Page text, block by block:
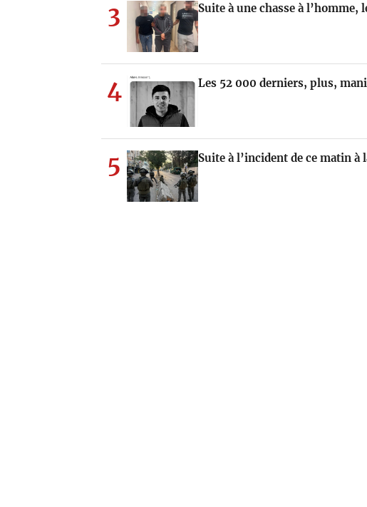
3 Suite à une chasse à
4 Les 52 000 derniers, plus,
5 Suite à l’incident de ce matin